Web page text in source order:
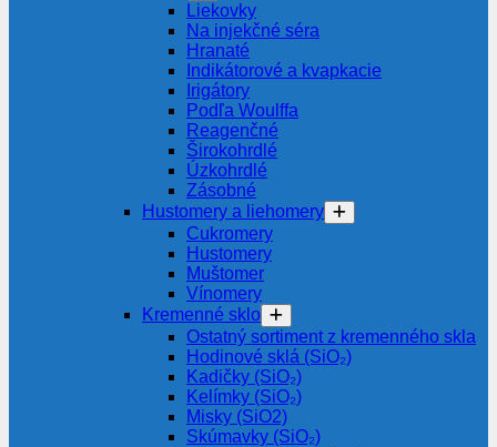
Liekovky
Na injekčné séra
Hranaté
Indikátorové a kvapkacie
Irigátory
Podľa Woulffa
Reagenčné
Širokohrdlé
Úzkohrdlé
Zásobné
Hustomery a liehomery
Cukromery
Hustomery
Muštomer
Vínomery
Kremenné sklo
Ostatný sortiment z kremenného skla
Hodinové sklá (SiO₂)
Kadičky (SiO₂)
Kelímky (SiO₂)
Misky (SiO2)
Skúmavky (SiO₂)